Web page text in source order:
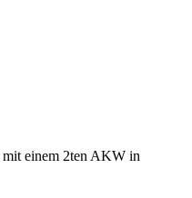
einem 2ten AKW in